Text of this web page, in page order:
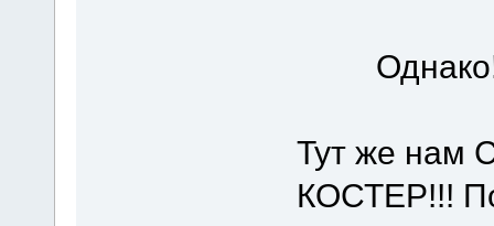
Тут же нам
КОСТЕР!!!